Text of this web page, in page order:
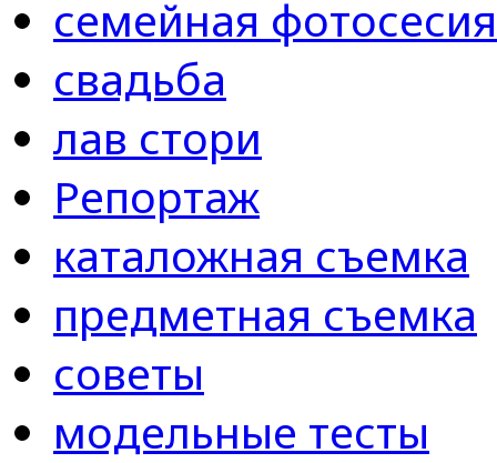
семейная фотосесия
свадьба
лав стори
Репортаж
каталожная съемка
предметная съемка
советы
модельные тесты